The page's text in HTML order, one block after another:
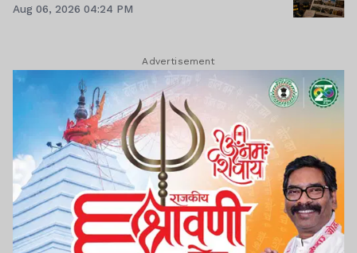
Aug 06, 2026 04:24 PM
Advertisement